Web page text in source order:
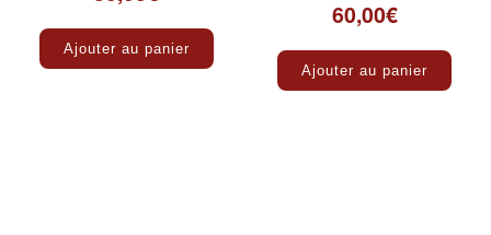
Ajouter au panier
60,00€
Ajouter au panier